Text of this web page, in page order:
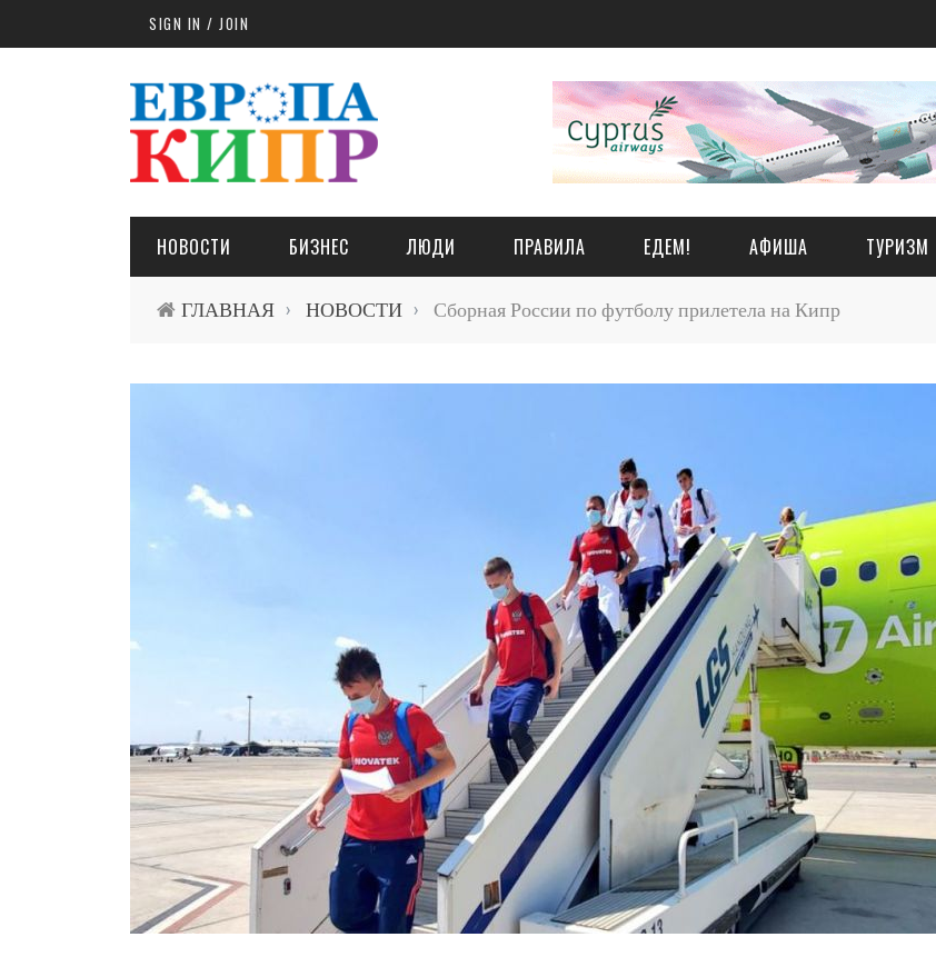
Skip to main contentSIGN IN / JOIN
НОВОСТИ БИЗНЕС ЛЮДИ ПРАВИЛА ЕДЕМ! АФИША ТУРИЗМ
ГЛАВНАЯ › НОВОСТИ › Сборная России по футболу прилетела на Кипр